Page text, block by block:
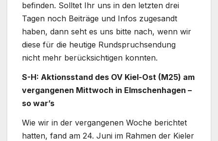
befinden. Solltet Ihr uns in den letzten drei
Tagen noch Beiträge und Infos zugesandt
haben, dann seht es uns bitte nach, wenn wir
diese für die heutige Rundspruchsendung
nicht mehr berücksichtigen konnten.
S-H: Aktionsstand des OV Kiel-Ost (M25) am
vergangenen Mittwoch in Elmschenhagen –
so war’s
Wie wir in der vergangenen Woche berichtet
hatten, fand am 24. Juni im Rahmen der Kieler